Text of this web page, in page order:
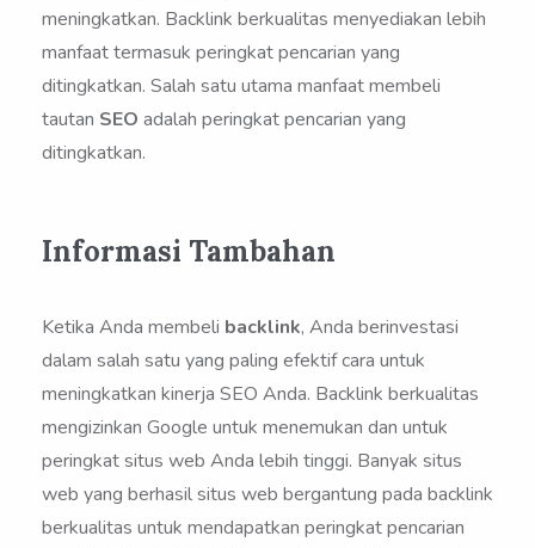
meningkatkan. Backlink berkualitas menyediakan lebih
manfaat termasuk peringkat pencarian yang
ditingkatkan. Salah satu utama manfaat membeli
tautan SEO adalah peringkat pencarian yang
ditingkatkan.
Informasi Tambahan
Ketika Anda membeli backlink, Anda berinvestasi
dalam salah satu yang paling efektif cara untuk
meningkatkan kinerja SEO Anda. Backlink berkualitas
mengizinkan Google untuk menemukan dan untuk
peringkat situs web Anda lebih tinggi. Banyak situs
web yang berhasil situs web bergantung pada backlink
berkualitas untuk mendapatkan peringkat pencarian